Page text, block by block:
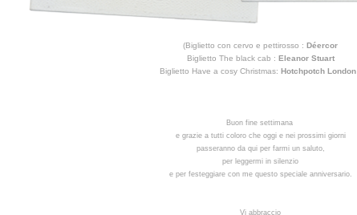
(Biglietto con cervo e pettirosso : Déercor
Biglietto The black cab : Eleanor Stuart
Biglietto Have a cosy Christmas: Hotchpotch London
Buon fine settimana
e grazie a tutti coloro che oggi e nei prossimi giorni
passeranno da qui per farmi un saluto,
per leggermi in silenzio
e per festeggiare con me questo speciale anniversario.
Vi abbraccio